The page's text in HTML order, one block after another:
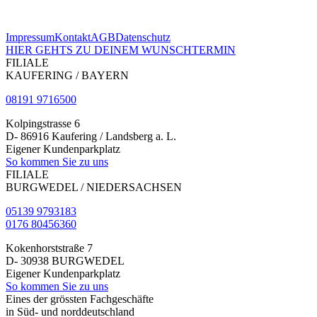
ImpressumKontaktAGBDatenschutz
HIER GEHTS ZU DEINEM WUNSCHTERMIN
FILIALE
KAUFERING / BAYERN
08191 9716500
Kolpingstrasse 6
D- 86916 Kaufering / Landsberg a. L.
Eigener Kundenparkplatz
So kommen Sie zu uns
FILIALE
BURGWEDEL / NIEDERSACHSEN
05139 9793183
0176 80456360
Kokenhorststraße 7
D- 30938 BURGWEDEL
Eigener Kundenparkplatz
So kommen Sie zu uns
Eines der grössten Fachgeschäfte
in Süd- und norddeutschland